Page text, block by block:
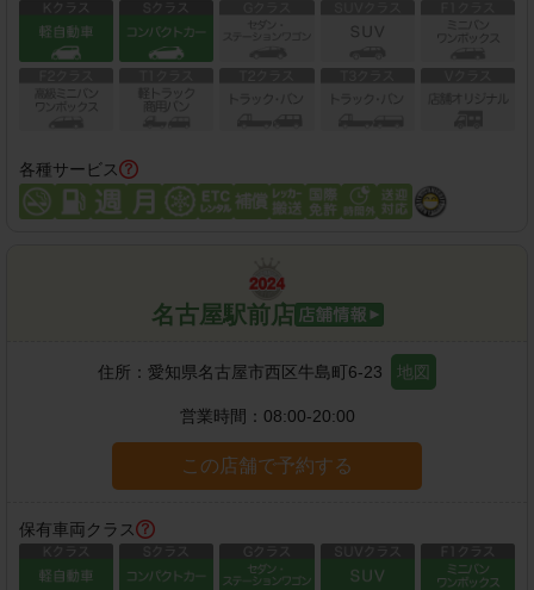
各種サービス
名古屋駅前店
住所： 愛知県名古屋市西区牛島町6-23 地図
営業時間： 08:00-20:00
この店舗で予約する
保有車両クラス